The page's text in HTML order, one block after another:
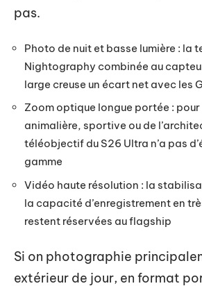
pas.
Photo de nuit et basse lumière : la
Nightography combinée au
large creuse un écart net avec les
Zoom optique longue portée :
animalière, sportive ou de
téléobjectif du S26 Ultra n’a pas
gamme
Vidéo haute résolution : la
la capacité d’enregistrement en
restent réservées au flagship
Si on photographie
extérieur de jour, en format